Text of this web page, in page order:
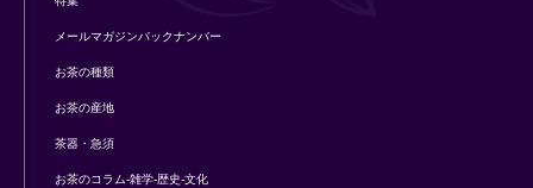
メールマガジンバックナンバー
お茶の種類
お茶の産地
茶器・急須
お茶のコラム-雑学-歴史-文化